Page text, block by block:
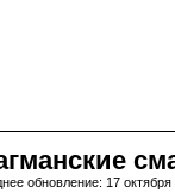
обновление: 17 октября